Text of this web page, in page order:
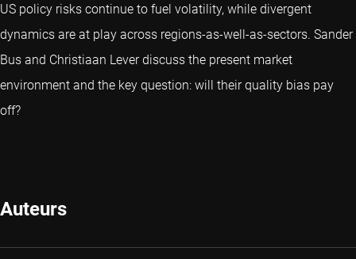
US policy risks continue to fuel volatility, while divergent
dynamics are at play across regions-as-well-as-sectors. Sander
Bus and Christiaan Lever discuss the present market
environment and the key question: will their quality bias pay
off?
Auteurs